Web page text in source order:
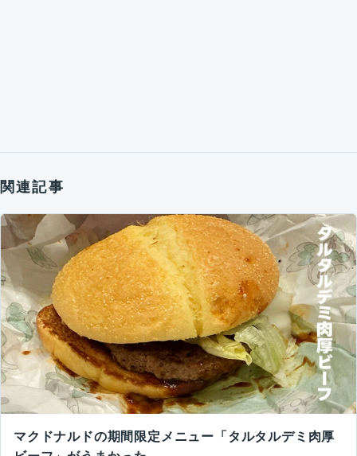
関連記事
マクドナルドの期間限定メニュー「タルタルデミ肉厚